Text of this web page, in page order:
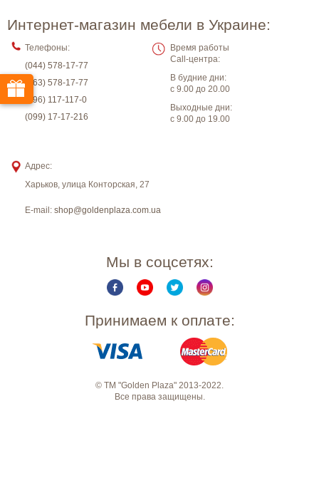
Интернет-магазин мебели в Украине:
Телефоны:
(044) 578-17-77
(063) 578-17-77
(096) 117-117-0
(099) 17-17-216
Время работы
Call-центра:
В будние дни:
с 9.00 до 20.00
Выходные дни:
с 9.00 до 19.00
Адрес:
Харьков улица Конторская, 27
E-mail: shop@goldenplaza.com.ua
Мы в соцсетях:
Принимаем к оплате:
© ТМ "Golden Plaza" 2013-2022.
Все права защищены.